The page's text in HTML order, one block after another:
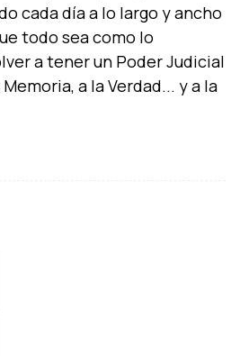
cada día a lo largo y ancho
todo sea como lo
a tener un Poder Judicial
a la Verdad... y a la